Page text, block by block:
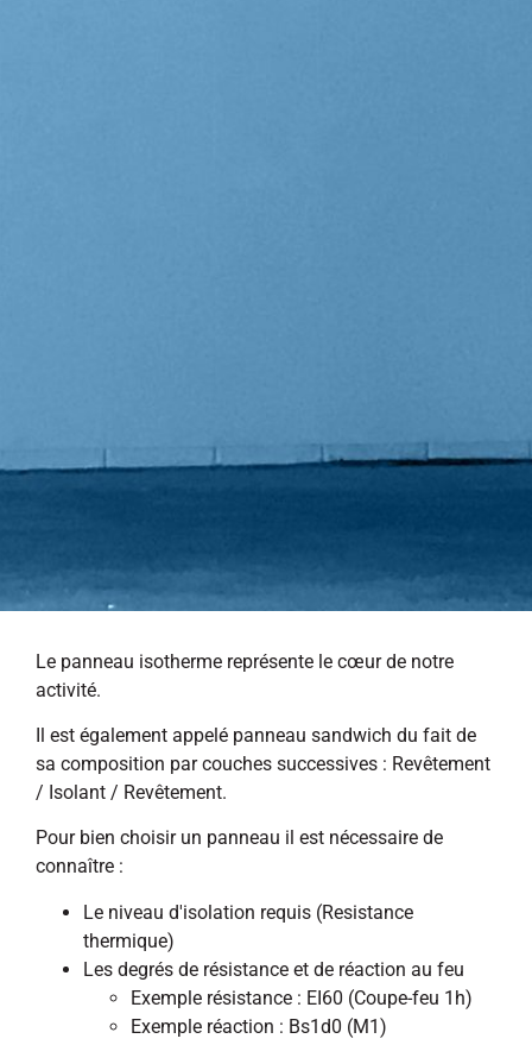
Le panneau isotherme représente le cœur de notre
activité.
Il est également appelé panneau sandwich du fait de
sa composition par couches successives : Revêtement
/ Isolant / Revêtement.
Pour bien choisir un panneau il est nécessaire de
connaître :
Le niveau d'isolation requis (Resistance
thermique)
Les degrés de résistance et de réaction au feu
Exemple résistance : EI60 (Coupe-feu 1h)
Exemple réaction : Bs1d0 (M1)